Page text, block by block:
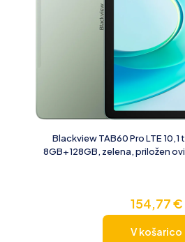
Blackview TAB60 Pro LTE
8GB+128GB, zelena, priložen
154,77€
V košarico